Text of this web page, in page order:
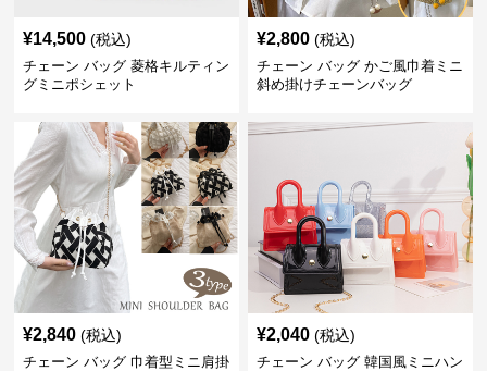
¥14,500 (税込)
チェーン バッグ 菱格キルティン
グミニポシェット
¥2,800 (税込)
チェーン バッグ かご風巾着ミニ
斜め掛けチェーンバッグ
¥2,840 (税込)
チェーン バッグ 巾着型ミニ肩掛
¥2,040 (税込)
チェーン バッグ 韓国風ミニハン